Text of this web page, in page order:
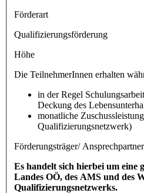
Förderart
Qualifizierungsförderung
Höhe
Die TeilnehmerInnen erhalten
in der Regel
Deckung des
monatliche
Qualifizierungsnetzwerk)
Förderungsträger/ Ansprechpartner
Es handelt sich hierbei um eine
Landes OÖ, des AMS und des
Qualifizierungsnetzwerks.